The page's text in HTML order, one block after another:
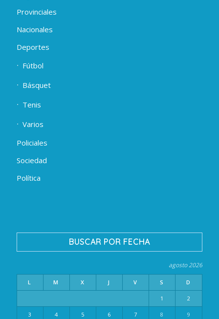
Provinciales
Nacionales
Deportes
Fútbol
Básquet
Tenis
Varios
Policiales
Sociedad
Política
BUSCAR POR FECHA
agosto 2026
L M X J V S D
1 2
3 4 5 6 7 8 9